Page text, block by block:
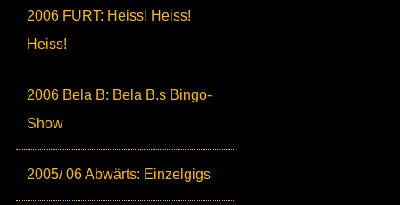
2006 FURT: Heiss! Heiss!
Heiss!
2006 Bela B: Bela B.s Bingo-
Show
2005/ 06 Abwärts: Einzelgigs